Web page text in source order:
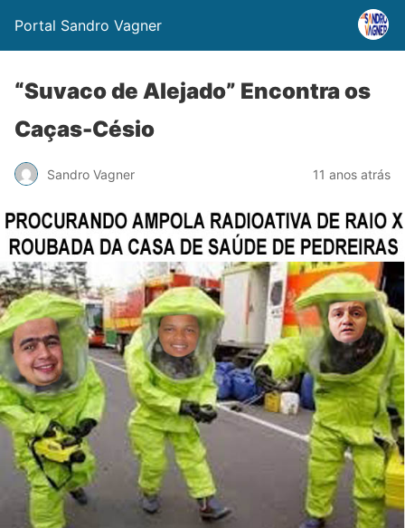
Portal Sandro Vagner
“Suvaco de Alejado” Encontra os
Caças-Césio
Sandro Vagner 11 anos atrás